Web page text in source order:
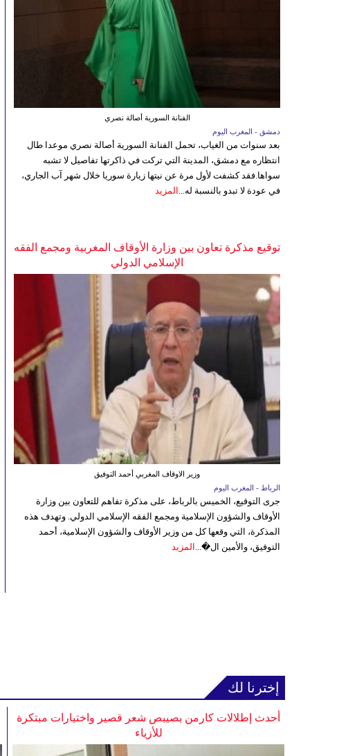
الفنانة السورية أصالة نصري
دمشق - المغرب اليوم
بعد سنوات من الغياب، تحمل الفنانة السورية أصالة نصري موعدا طال
انتظاره مع دمشق، المدينة التي تركت في ذاكرتها تفاصيل لا تشبه
سواها.فقد كشفت لأول مرة عن نيتها زيارة سوريا خلال شهر آب الجاري،
في عودة لا تبدو بالنسبة له... المزيد
توقيع مذكرة تعاون بين وزارة الأوقاف المغربية ومجمع الفقه
الإسلامي الدولي
وزير الاوقاف المغربي أحمد التوفيق
الرباط - المغرب اليوم
جرى التوقيع، الخميس بالرباط، على مذكرة تفاهم للتعاون بين وزارة
الأوقاف والشؤون الإسلامية ومجمع الفقه الإسلامي الدولي. وتهدف هذه
المذكرة، التي وقعها كل من وزير الأوقاف والشؤون الإسلامية، أحمد
التوفيق، والأمين ال�... المزيد
إخترنا لك
أحدث إطلالات كارمن بصيبص شعر قصير واختيارات مبتكرة
للأزياء